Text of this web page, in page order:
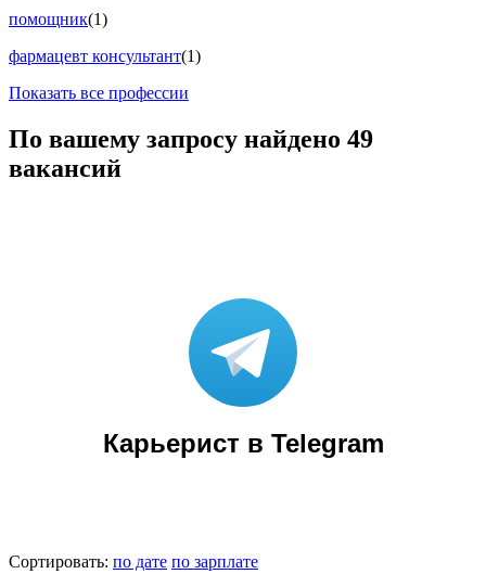
помощник(1)
фармацевт консультант(1)
Показать все профессии
По вашему запросу найдено 49
вакансий
Карьерист в Telegram
Сортировать: по дате по зарплате